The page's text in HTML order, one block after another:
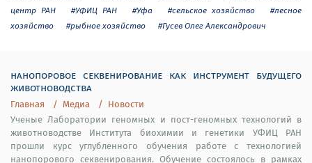
центр РАН
#УФИЦ РАН #Уфа #сельское хозяйство
#лесное
хозяйство
#рыбное хозяйство #Гусев Олег Александрович
нанопоровое секвенирование как инструмент будущего
животноводства
Главная Медиа
Новости
Ученые Лаборатории геномных и пост-геномных технологий в
животноводстве Института биохимии и генетики УФИЦ РАН
прошли курс углубленного обучения работе с технологией
нанопорового секвенирования. Обучение состоялось в рамках